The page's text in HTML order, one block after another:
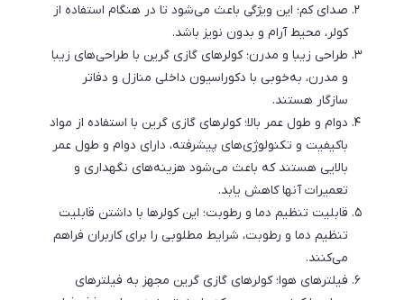
صدای کم؛ این ویژگی باعث می‌شود تا در هنگام استفاده از
کولر، محیط آرام و بدون نویز باشد.
طراحی زیبا و مدرن؛ کولرهای گازی گرین با طراحی‌های زیبا
و مدرن، به‌خوبی با دکوراسیون داخلی منازل و دفاتر
سازگار هستند.
دوام و طول عمر بالا؛ کولرهای گازی گرین با استفاده از مواد
باکیفیت و تکنولوژی‌های پیشرفته، دارای دوام و طول عمر
بالایی هستند که باعث می‌شود هزینه‌های نگهداری و
تعمیرات آنها کاهش یابد.
قابلیت تنظیم دما و رطوبت؛ این کولرها با داشتن قابلیت
تنظیم دما و رطوبت، شرایط مطلوبی را برای کاربران فراهم
می‌کنند.
فیلترهای هوا؛ کولرهای گازی گرین مجهز به فیلترهای